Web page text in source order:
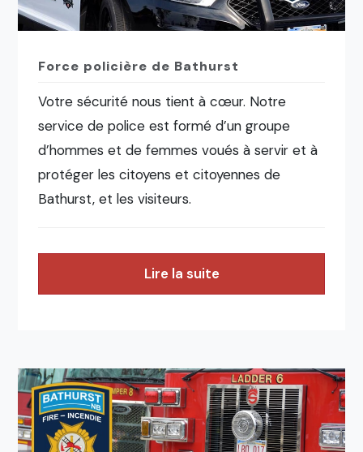
Force policière de Bathurst
Votre sécurité nous tient à cœur. Notre
service de police est formé d’un groupe
d’hommes et de femmes voués à servir et à
protéger les citoyens et citoyennes de
Bathurst, et les visiteurs.
Lire la suite